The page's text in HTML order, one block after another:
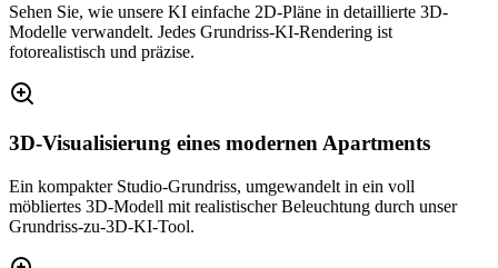
Sehen Sie, wie unsere KI einfache 2D-Pläne in detaillierte 3D-
Modelle verwandelt. Jedes Grundriss-KI-Rendering ist
fotorealistisch und präzise.
3D-Visualisierung eines modernen Apartments
Ein kompakter Studio-Grundriss, umgewandelt in ein voll
möbliertes 3D-Modell mit realistischer Beleuchtung durch unser
Grundriss-zu-3D-KI-Tool.